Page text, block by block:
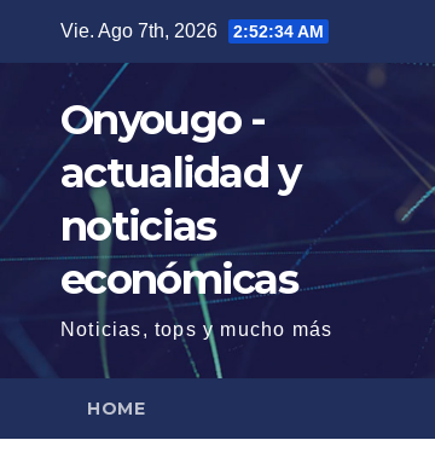
contenido
Vie. Ago 7th, 2026 2:52:35 AM
Onyougo -
actualidad y
noticias
económicas
Noticias, tops y mucho más
HOME